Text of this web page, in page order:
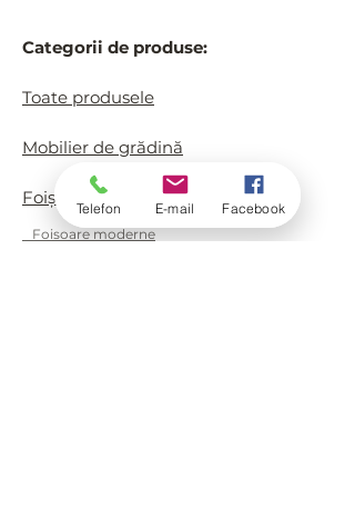
Categorii de produse:
Toate produsele
Mobilier de grădină
Foișoare de grădină
Foisoare moderne
Telefon E-mail Facebook